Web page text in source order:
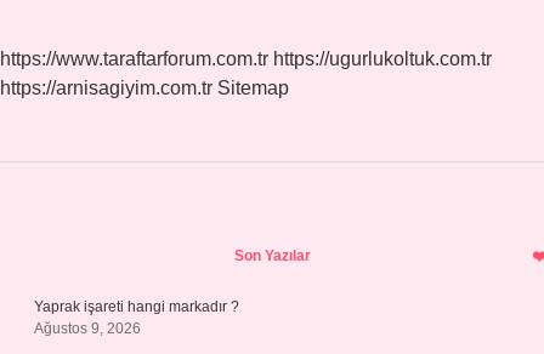
https://www.taraftarforum.com.tr https://ugurlukoltuk.com.tr
https://arnisagiyim.com.tr Sitemap
Son Yazılar
Yaprak işareti hangi markadır ?
Ağustos 9, 2026